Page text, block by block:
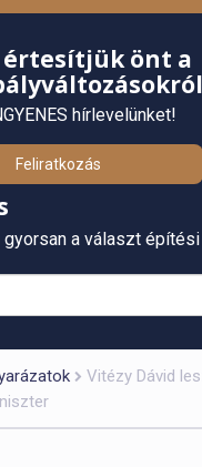
értesítjük önt a
hírlevelünket!
Feliratkozás
gyorsan a választ
Vitézy Dávid